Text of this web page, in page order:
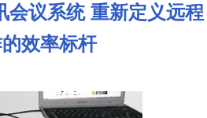
会议系统 重新定义远程
效率标杆